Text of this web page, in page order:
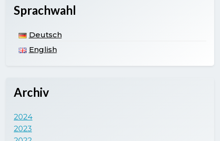
Sprachwahl
Deutsch
English
Archiv
2024
2023